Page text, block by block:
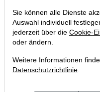
Sie können alle Dienste
Auswahl individuell
jederzeit über die Cookie-
oder ändern.
Weitere Informationen
Datenschutzrichtlinie.